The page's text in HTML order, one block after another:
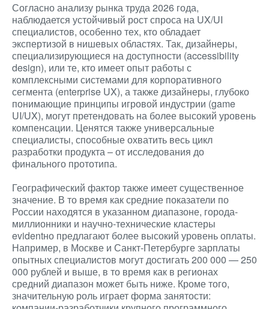
Согласно анализу рынка труда 2026 года,
наблюдается устойчивый рост спроса на UX/UI
специалистов, особенно тех, кто обладает
экспертизой в нишевых областях. Так, дизайнеры,
специализирующиеся на доступности (accessibility
design), или те, кто имеет опыт работы с
комплексными системами для корпоративного
сегмента (enterprise UX), а также дизайнеры, глубоко
понимающие принципы игровой индустрии (game
UI/UX), могут претендовать на более высокий уровень
компенсации. Ценятся также универсальные
специалисты, способные охватить весь цикл
разработки продукта – от исследования до
финального прототипа.
Географический фактор также имеет существенное
значение. В то время как средние показатели по
России находятся в указанном диапазоне, города-
миллионники и научно-технические кластеры
evidentно предлагают более высокий уровень оплаты.
Например, в Москве и Санкт-Петербурге зарплаты
опытных специалистов могут достигать 200 000 — 250
000 рублей и выше, в то время как в регионах
средний диапазон может быть ниже. Кроме того,
значительную роль играет форма занятости: